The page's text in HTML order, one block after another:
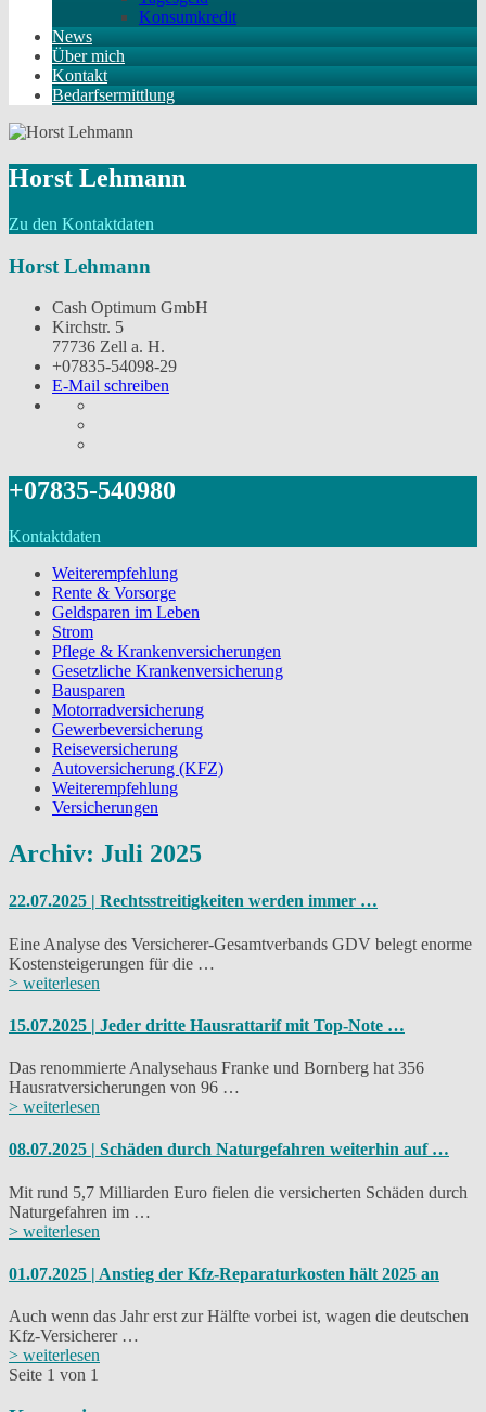
Konsumkredit
News
Über mich
Kontakt
Bedarfsermittlung
Horst Lehmann
Zu den Kontaktdaten
Horst Lehmann
Cash Optimum GmbH
Kirchstr. 5
77736 Zell a. H.
+07835-54098-29
E-Mail schreiben
+07835-540980
Kontaktdaten
Weiterempfehlung
Rente & Vorsorge
Geldsparen im Leben
Strom
Pflege & Krankenversicherungen
Gesetzliche Krankenversicherung
Bausparen
Motorradversicherung
Gewerbeversicherung
Reiseversicherung
Autoversicherung (KFZ)
Weiterempfehlung
Versicherungen
Archiv: Juli 2025
22.07.2025 | Rechtsstreitigkeiten werden immer …
Eine Analyse des Versicherer-Gesamtverbands GDV belegt enorme
Kostensteigerungen für die …
> weiterlesen
15.07.2025 | Jeder dritte Hausrattarif mit Top-Note …
Das renommierte Analysehaus Franke und Bornberg hat 356
Hausratversicherungen von 96 …
> weiterlesen
08.07.2025 | Schäden durch Naturgefahren weiterhin auf …
Mit rund 5,7 Milliarden Euro fielen die versicherten Schäden durch
Naturgefahren im …
> weiterlesen
01.07.2025 | Anstieg der Kfz-Reparaturkosten hält 2025 an
Auch wenn das Jahr erst zur Hälfte vorbei ist, wagen die deutschen
Kfz-Versicherer …
> weiterlesen
Seite 1 von 1